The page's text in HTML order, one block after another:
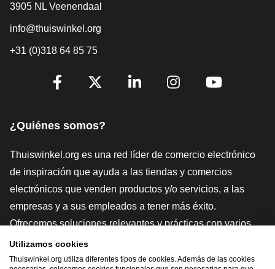
3905 NL Veenendaal
info@thuiswinkel.org
+31 (0)318 64 85 75
[_General:SocialMediaTitle]
¿Quiénes somos?
Thuiswinkel.org es una red líder de comercio electrónico
de inspiración que ayuda a las tiendas y comercios
electrónicos que venden productos y/o servicios, a las
empresas y a sus empleados a tener más éxito.
Ofrecemos soluciones relevantes y prácticas con varios
sellos de confianza, Thuiswinkel Reviews, herramientas y
asesoramiento jurídico, defensa, estudios de mercado, y
Utilizamos cookies
Thuiswinkel.org utiliza diferentes tipos de cookies. Además de las cookies